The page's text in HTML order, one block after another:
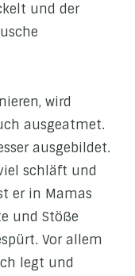
und der
wird
ausgeatmet.
ausgebildet.
schläft und
er in Mamas
und Stöße
Vor allem
legt und